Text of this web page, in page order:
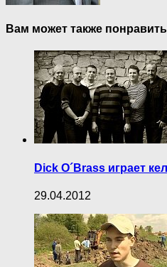
Вам может также
Dick O´Brass играет
29.04.2012